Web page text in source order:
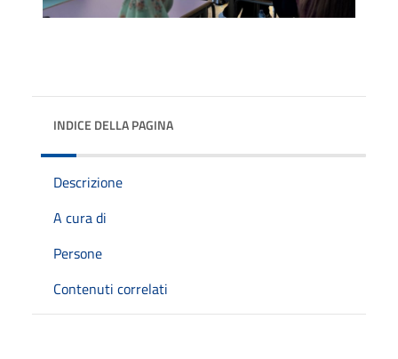
INDICE DELLA PAGINA
Descrizione
A cura di
Persone
Contenuti correlati